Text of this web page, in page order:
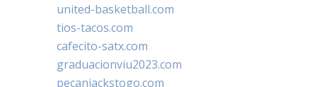
united-basketball.com
tios-tacos.com
cafecito-satx.com
graduacionviu2023.com
pecanjackstogo.com